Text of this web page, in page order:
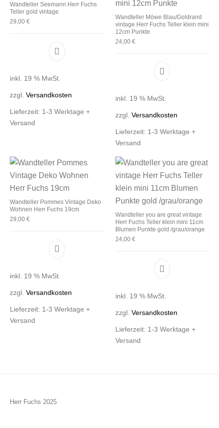
Wandteller Seemann Herr Fuchs
Teller gold vintage
29,00€
inkl. 19 % MwSt.
zzgl.Versandkosten
Lieferzeit: 1-3 Werktage +
Versand
Wandteller Möwe Blau/Goldrand
vintage Herr Fuchs Teller klein mini
12cm Punkte
24,00 €
inkl. 19 % MwSt.
zzgl. Versandkosten
Lieferzeit: 1-3 Werktage +
Versand
Wandteller Pommes Vintage Deko
Wohnen Herr Fuchs 19cm
29,00€
inkl. 19 % MwSt.
zzgl.Versandkosten
Lieferzeit: 1-3 Werktage +
Versand
Wandteller you are great vintage
Herr Fuchs Teller klein mini 11cm
Blumen Punkte gold /grau/orange
24,00 €
inkl. 19 % MwSt.
zzgl. Versandkosten
Lieferzeit: 1-3 Werktage +
Versand
Herr Fuchs 2025